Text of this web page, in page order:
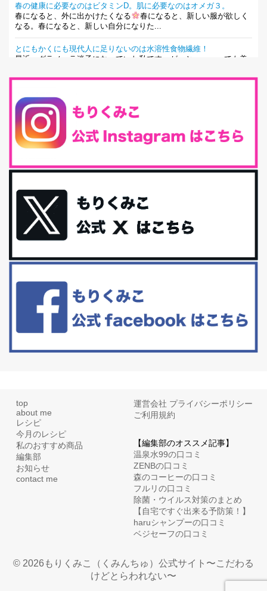
春の健康に必要なのはビタミンD。肌に必要なのはオメガ３。
春になると、外に出かけたくなる
春になると、新しい服が欲しく
なる。春になると、新しい自分になりた...
とにもかくにも現代人に足りないのは水溶性食物繊維！
最近、グラノーラ迷子になっていた私です。が、と〜〜〜っても美
腸内環境を整えることは、健康維持の中でいっちばん大事！だと私
は思っています。 ヒトの免...
iHerb特大セール終了間近！みんな何買う？
最近お風呂上がりの炭酸水をシリカシリカにしているんだけど確か
今回は、最近毎回定期的に購入している「楽天ふるさと納税」の返
礼品トップ５を紹介します。今までいろ...
更年期を穏やかに乗りきるために今できる５つのこと。
アラフィフからの体と心の整え方。 私も気づけばアラフィフ、これ
といった更年期症状はまだ...
白髪・美容・免疫力、現代人に足りないのは海藻！
リーブオイルorごま油をたらす。&n...
top
about me
レシピ
今月のレシピ
私のおすすめ商品
編集部
お知らせ
contact me
運営会社 プライバシーポリシー
ご利用規約
【編集部のオススメ記事】
温泉水99の口コミ
ZENBの口コミ
森のコーヒーの口コミ
フルリの口コミ
除菌・ウイルス対策のまとめ
【自宅ですぐ出来る予防策！】
haruシャンプーの口コミ
ベジセーフの口コミ
© 2026もりくみこ（くみんちゅ）公式サイト〜こだわる
けどとらわれない〜